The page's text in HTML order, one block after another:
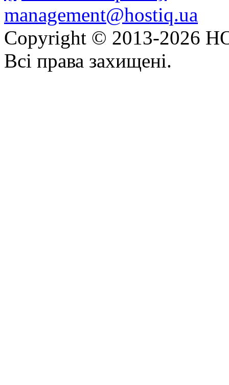
management@hostiq.ua
Copyright © 2013-2026
Всі права захищені.